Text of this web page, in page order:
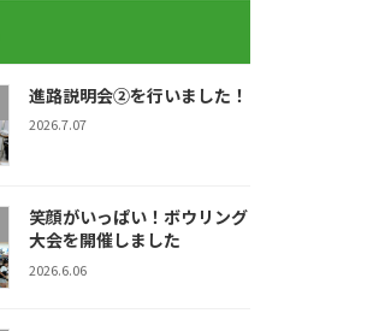
進路説明会②を行いました！
2026.7.07
笑顔がいっぱい！ボウリング
大会を開催しました
2026.6.06